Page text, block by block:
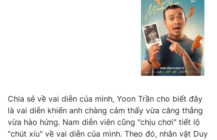
Infographic
Shorts video
VTV Thể thao
VTV Sức khoẻ Bất động sản
Thị trường 24h Tấm lòng Việt
Chia sẻ về vai diễn của mình, Yoon Trần cho biết đây
là vai diễn khiến anh chàng cảm thấy vừa căng thẳng
vừa hào hứng. Nam diễn viên cũng "chịu chơi" tiết lộ
"chút xíu" về vai diễn của mình. Theo đó, nhân vật Duy